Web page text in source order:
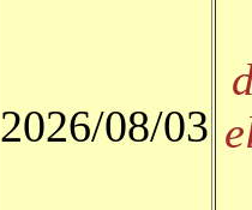
2026/08/03